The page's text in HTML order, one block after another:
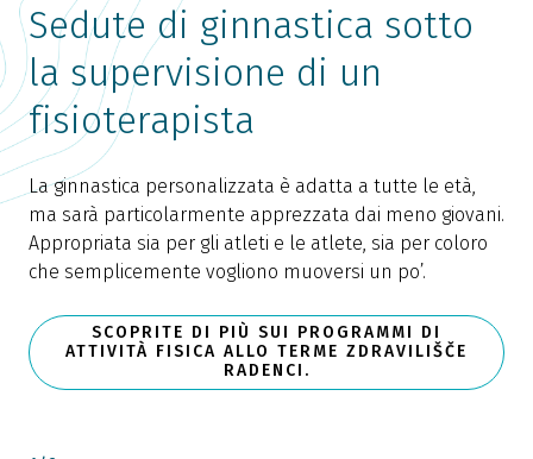
Sedute di ginnastica sotto
la supervisione di un
fisioterapista
La ginnastica personalizzata è adatta a tutte le età,
ma sarà particolarmente apprezzata dai meno giovani.
Appropriata sia per gli atleti e le atlete, sia per coloro
che semplicemente vogliono muoversi un po’.
SCOPRITE DI PIÙ SUI PROGRAMMI DI
ATTIVITÀ FISICA ALLO TERME ZDRAVILIŠČE
RADENCI.